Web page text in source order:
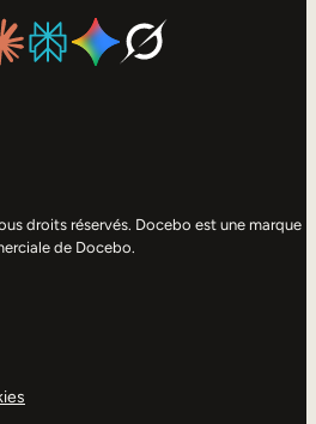
droits réservés. Docebo est une marque
de Docebo.